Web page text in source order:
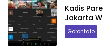
Kadis
Jakarta
Gorontalo